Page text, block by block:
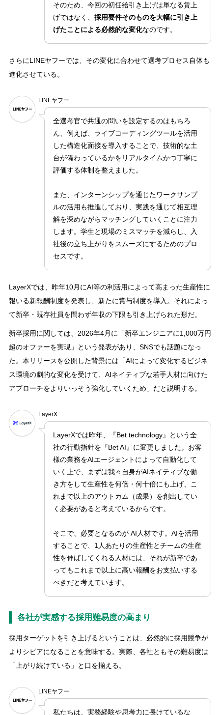
そのため、今回の初任給引き上げは単なる賃上
げではなく、 採用要件そのものを大幅に引き上
げたことによる必然的な変化なのです。
さらにLINEヤフーでは、その変化に合わせて選考プロセス自体も
進化させている。
LINEヤフー
全選考官で共通の問いを設定するのはもちろ
ん、例えば、ライブコーディングツールを活用
した構造化面接を導入することで、技術的な土
台が備わっているかをリアルタイムかつ丁寧に
評価する体制を整えました。
また、インターンシップを通じたワークサンプ
ルの活用も推進しており、実践を通じて相互理
解を深めながらマッチングしていくことに注力
します。学生と現場のミスマッチを減らし、入
社後の立ち上がりをスムーズにするためのプロ
セスです。
LayerXでは、昨年10月にAI等の利活用によって高まった生産性に
報いる新報酬制度を発表し、新たに賞与制度を導入。それによっ
て新卒・既存社員を問わず年収の下限も引き上げられた形だ。
新卒採用に関しては、2026年4月に「新卒エンジニアに1,000万円
超のオファーを実現」という発表があり、SNSでも話題になっ
た。本リリースを公開した背景には「AIによって変化するビジネ
ス環境の劇的な変化を受けて、AIネイティブな若手人材に向けた
アプローチをよりいっそう強化していくため」だと説明する。
LayerX
LayerXでは昨年、『Bet technology』という全
社の行動指針を『Bet AI』に変更しました。お客
様の業務をAIエージェントによって自動化して
いく上で、まずは我々自身がAIネイティブな働
き方をして生産性を何倍・何十倍にも上げ、こ
れまで以上のアウトカム（成果）を創出してい
く必要があると考えているからです。
そこで、必要となるのが AI人材です。AIを活用
することで、1人あたりの生産性とチームの生産
性を伸ばしてくれる人材には、それが新卒であ
ってもこれまで以上に高い報酬をお支払いする
べきだと考えています。
各社が実感する採用難易度の高まり
採用ターゲットを引き上げるということは、必然的に採用競争が
よりシビアになることを意味する。実際、各社ともその難易度は
「上がり続けている」と口を揃える。
LINEヤフー
私たちは、実務経験や思考力に長けているな